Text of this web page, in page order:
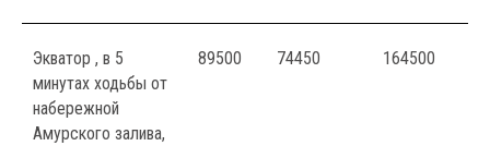
Экватор , в 5
минутах ходьбы от
набережной
Амурского залива,
89500 74450 164500